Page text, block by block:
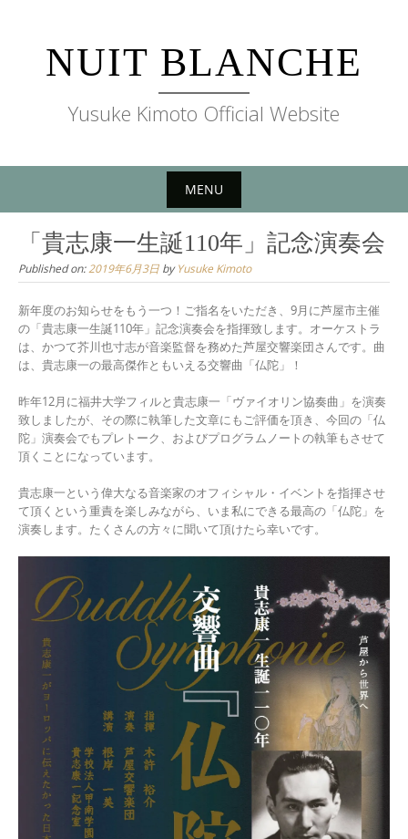
contentNUIT BLANCHE
Yusuke Kimoto Official Website
MENU
content
「貴志康一生誕110年」記念演奏会
Published on:2019年6月3日 byYusuke Kimoto
新年度のお知らせをもう一つ！ご指名をいただき、9月に芦屋市主催
の「貴志康一生誕110年」記念演奏会を指揮致します。オーケストラ
は、かつて芥川也寸志が音楽監督を務めた芦屋交響楽団さんです。曲
は、貴志康一の最高傑作ともいえる交響曲「仏陀」！
昨年12月に福井大学フィルと貴志康一「ヴァイオリン協奏曲」を演奏
致しましたが、その際に執筆した文章にもご評価を頂き、今回の「仏
陀」演奏会でもプレトーク、およびプログラムノートの執筆もさせて
頂くことになっています。
貴志康一という偉大なる音楽家のオフィシャル・イベントを指揮させ
て頂くという重責を楽しみながら、いま私にできる最高の「仏陀」を
演奏します。たくさんの方々に聞いて頂けたら幸いです。